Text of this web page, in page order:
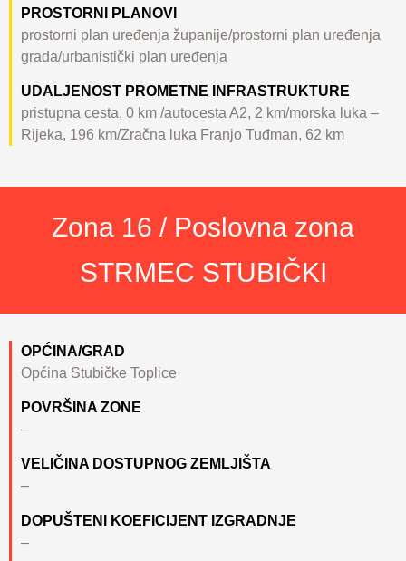
PROSTORNI PLANOVI
prostorni plan uređenja županije/prostorni plan uređenja
grada/urbanistički plan uređenja
UDALJENOST PROMETNE INFRASTRUKTURE
pristupna cesta, 0 km /autocesta A2, 2 km/morska luka –
Rijeka, 196 km/Zračna luka Franjo Tuđman, 62 km
Zona 16 / Poslovna zona
STRMEC STUBIČKI
OPĆINA/GRAD
Općina Stubičke Toplice
POVRŠINA ZONE
–
VELIČINA DOSTUPNOG ZEMLJIŠTA
–
DOPUŠTENI KOEFICIJENT IZGRADNJE
–